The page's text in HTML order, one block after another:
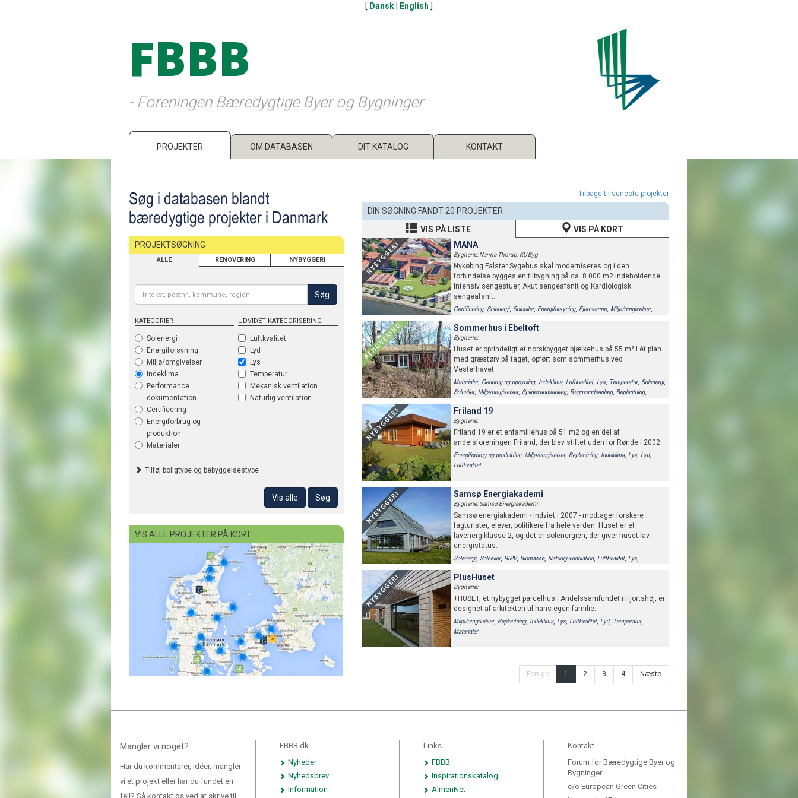
[ Dansk English ]
FBBB
- Foreningen Bæredygtige Byer og Bygninger
PROJEKTER OM DATABASEN DIT KATALOG KONTAKT
Søg i databasen blandt
bæredygtige projekter i Danmark
PROJEKTSØGNING
ALLE RENOVERING NYBYGGERI
Søg
UDVIDET KATEGORISERING
Luftkvalitet
Lyd
Lys
Temperatur
Mekanisk ventilation
Naturlig ventilation
KATEGORIER
Solenergi
Energiforsyning
Miljø/omgivelser
Indeklima
Performance
dokumentation
Certificering
Energiforbrug og
produktion
Materialer
Tilføj boligtype og bebyggelsestype
Vis alle Søg
VIS ALLE PROJEKTER PÅ KORT
Tilbage til seneste projekter
DIN SØGNING FANDT 20 PROJEKTER
VIS PÅ LISTE
VIS PÅ KORT
MANA
Bygherre: Nanna Thorup, KU Byg
Nykøbing Falster Sygehus skal moderniseres og i den
forbindelse bygges en tilbygning på ca. 8.000 m2 indeholdende
Intensiv sengestuer, Akut sengeafsnit og Kardiologisk
sengeafsnit.
Certificering, Solenergi, Solceller, Energiforsyning, Fjernvarme, Miljø/omgivelser,
Temperatur,Mekanisk ventilation,Naturlig ventilation,Energiforbrug og produktion
Sommerhus i Ebeltoft
Bygherre:
Huset er oprindeligt et norskbygget bjælkehus på 55 m² i ét plan
med græstørv på taget, opført som sommerhus ved
Vesterhavet.
Materialer, Genbrug og upcycling, Indeklima, Luftkvalitet, Lys, Temperatur, Solenergi,
Solceller, Miljø/omgivelser, Spildevandsanlæg, Regnvandsanlæg, Beplantning,
Friland 19
Bygherre:
Friland 19 er et enfamiliehus på 51 m2 og en del af
andelsforeningen Friland, der blev stiftet uden for Rønde i 2002.
Energiforbrug og produktion, Miljø/omgivelser, Beplantning, Indeklima, Lys, Lyd,
Luftkvalitet
Samsø Energiakademi
Bygherre: Samsø Energiakademi
Samsø energiakademi - indviet i 2007 - modtager forskere
fagturister, elever, politikere fra hele verden. Huset er et
lavenergiklasse 2, og det er solenergien, der giver huset lav-
energistatus.
Solenergi, Solceller, BIPV, Biomasse, Naturlig ventilation, Luftkvalitet, Lys,
PlusHuset
Bygherre:
+HUSET, et nybygget parcelhus i Andelssamfundet i Hjortshøj, er
designet af arkitekten til hans egen familie.
Miljø/omgivelser, Beplantning, Indeklima, Lys, Luftkvalitet, Lyd, Temperatur,
Materialer
Forrige 1 2 3 4 Næste
Mangler vi noget?
Har du kommentarer, idéer, mangler
vi et projekt eller har du fundet en
fejl? Så kontakt os ved at skrive til
FBBB.dk
Nyheder
Nyhedsbrev
Information
Links
FBBB
Inspirationskatalog
AlmenNet
Kontakt
Forum for Bæredygtige Byer og
Bygninger
c/o European Green Cities